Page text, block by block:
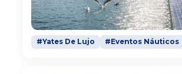
#Yates De Lujo #Eventos Náuticos